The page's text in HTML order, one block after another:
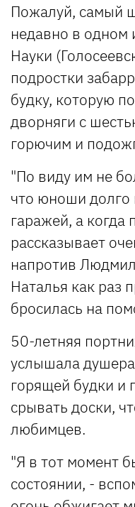
Пожалуй, самый
недавно в одном
Науки
подростки
будку, которую
дворняги с
горючим и
"По виду им не
что юноши долго
гаражей, а
рассказывает
напротив
Наталья как раз
бросилась на
50-летняя
услышала
горящей будки и
срывать доски,
любимцев.
"Я в тот момент
состоянии, -